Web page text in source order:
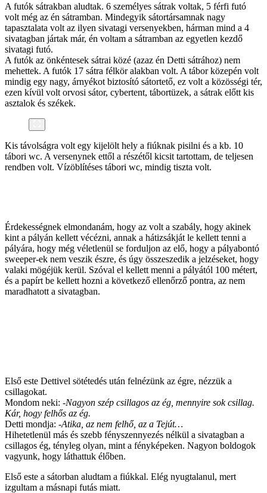
A futók sátrakban aludtak. 6 személyes sátrak voltak, 5 férfi futó
volt még az én sátramban. Mindegyik sátortársamnak nagy
tapasztalata volt az ilyen sivatagi versenyekben, hárman mind a 4
sivatagban jártak már, én voltam a sátramban az egyetlen kezdő
sivatagi futó.
A futók az önkéntesek sátrai közé (azaz én Detti sátrához) nem
mehettek. A futók 17 sátra félkör alakban volt. A tábor közepén volt
mindig egy nagy, árnyékot biztosító sátortető, ez volt a közösségi tér,
ezen kívül volt orvosi sátor, cybertent, tábortüzek, a sátrak előtt kis
asztalok és székek.
Kis távolságra volt egy kijelölt hely a fiúknak pisilni és a kb. 10
tábori wc. A versenynek ettől a részétől kicsit tartottam, de teljesen
rendben volt. Vízöblítéses tábori wc, mindig tiszta volt.
Érdekességnek elmondanám, hogy az volt a szabály, hogy akinek
kint a pályán kellett vécézni, annak a hátizsákját le kellett tenni a
pályára, hogy még véletlenül se forduljon az elő, hogy a pályabontó
sweeper-ek nem veszik észre, és úgy összeszedik a jelzéseket, hogy
valaki mögéjük kerül. Szóval el kellett menni a pályától 100 métert,
és a papírt be kellett hozni a következő ellenőrző pontra, az nem
maradhatott a sivatagban.
Első este Dettivel sötétedés után felnézünk az égre, nézzük a
csillagokat.
Mondom neki: -Nagyon szép csillagos az ég, mennyire sok csillag.
Kár, hogy felhős az ég.
Detti mondja: -Atika, az nem felhő, az a Tejút…
Hihetetlenül más és szebb fényszennyezés nélkül a sivatagban a
csillagos ég, tényleg olyan, mint a fényképeken. Nagyon boldogok
vagyunk, hogy láthattuk élőben.
Első este a sátorban aludtam a fiúkkal. Elég nyugtalanul, mert
izgultam a másnapi futás miatt.